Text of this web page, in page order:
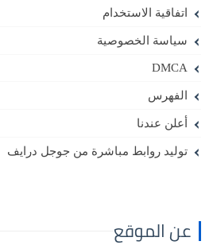
اتفاقية الاستخدام
سياسة الخصوصية
DMCA
الفهرس
أعلن عندنا
توليد روابط مباشرة من جوجل درايف
عن الموقع